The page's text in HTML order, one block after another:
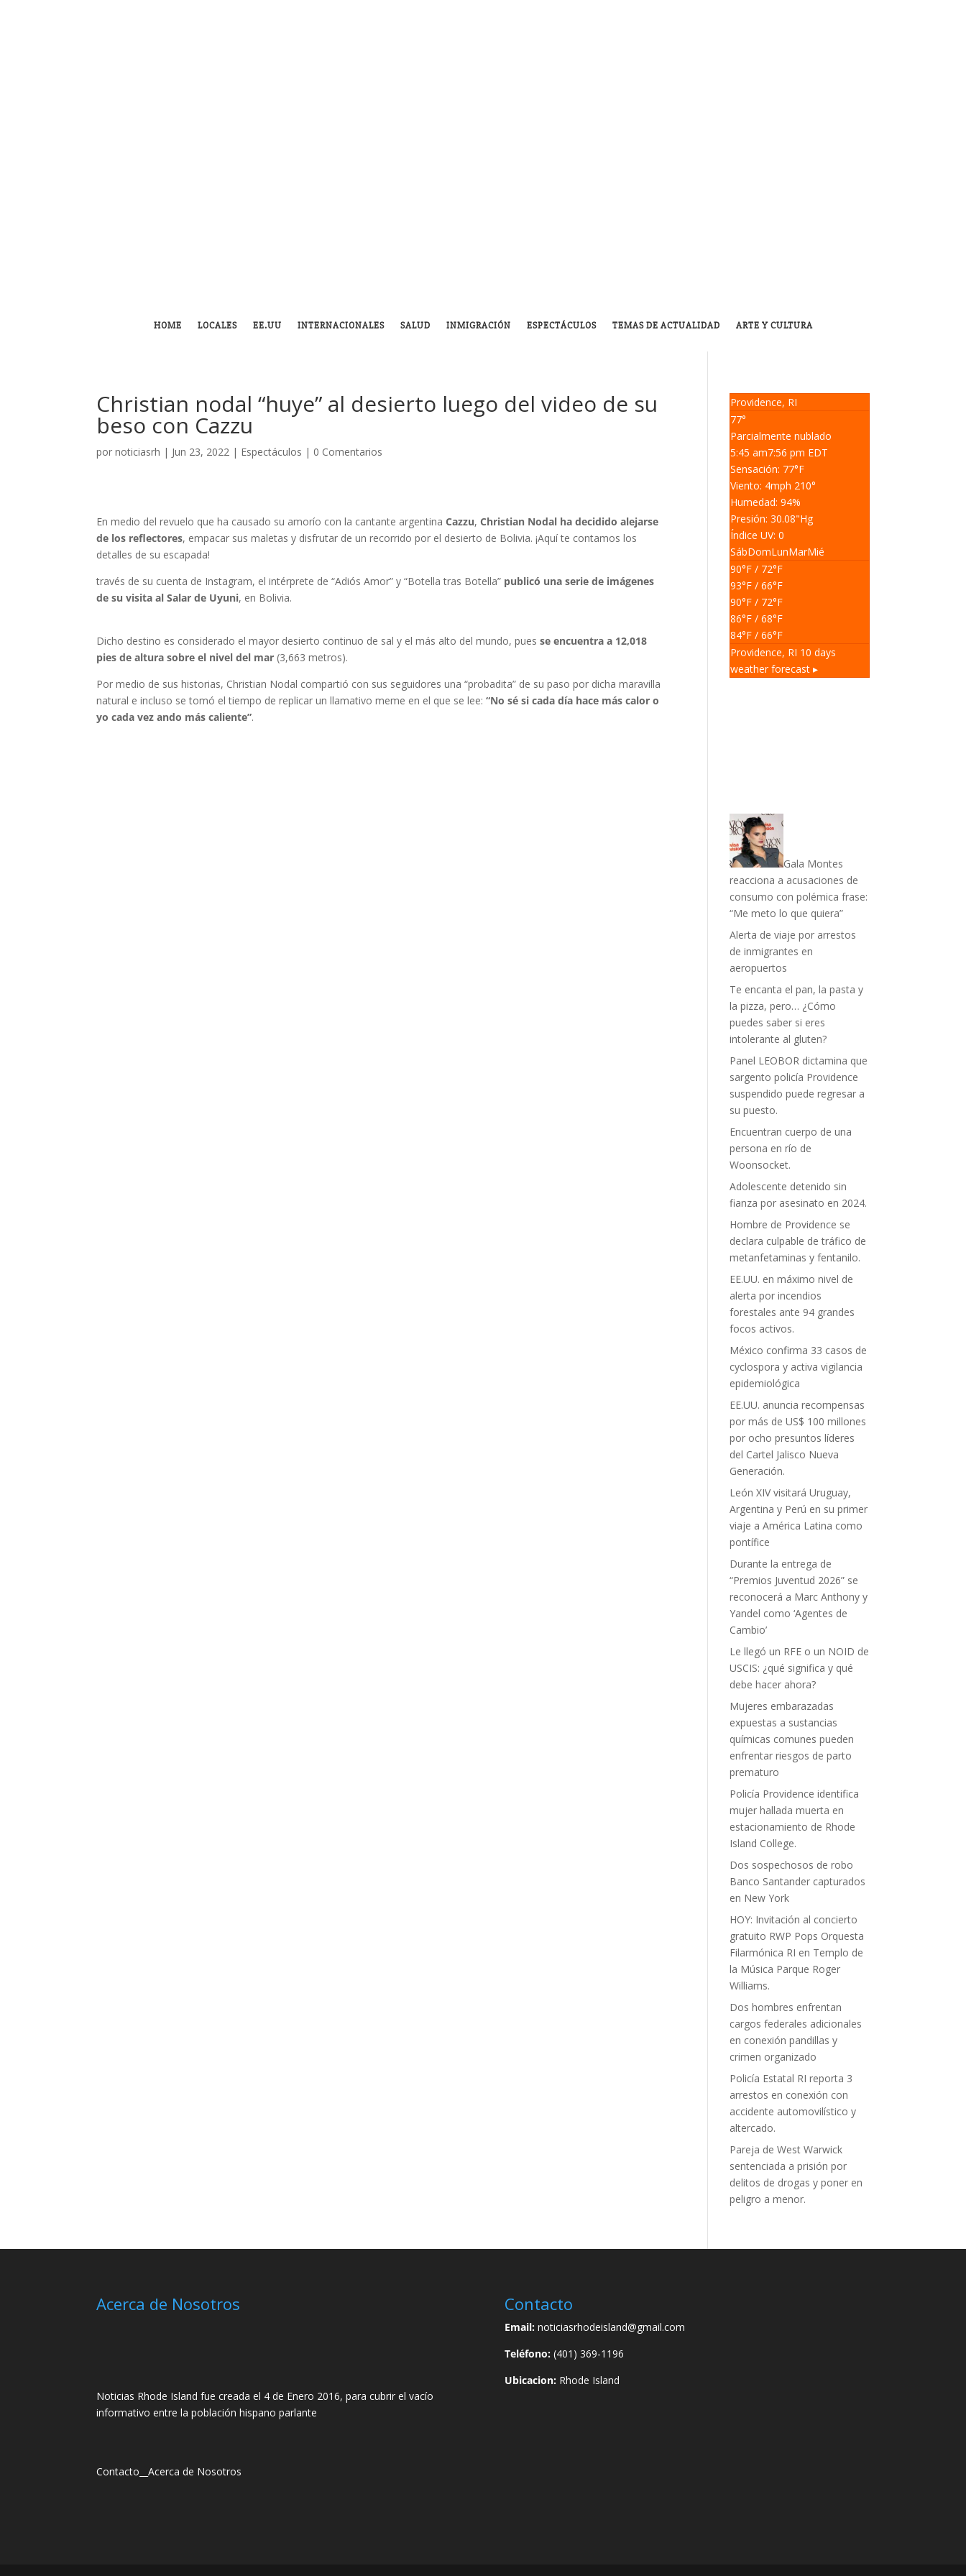
HOME LOCALES EE.UU INTERNACIONALES SALUD INMIGRACIÓN ESPECTÁCULOS TEMAS DE ACTUALIDAD ARTE Y CULTURA
Christian nodal “huye” al desierto luego del video de su
beso con Cazzu
pornoticiasrh | Jun 23, 2022 | Espectáculos | 0 Comentarios
En medio del revuelo que ha causado su amorío con la cantante argentinaCazzu,Christian Nodal ha decidido alejarse
de los reflectores, empacar sus maletas y disfrutar de un recorrido por el desierto de Bolivia. ¡Aquí te contamos los
detalles de su escapada!
través de su cuenta de Instagram, el intérprete de “Adiós Amor” y “Botella tras Botella” publicó una serie de imágenes
de su visita al Salar de Uyuni, en Bolivia.
Dicho destino es considerado el mayor desierto continuo de sal y el más alto del mundo, puesse encuentra a 12,018
pies de altura sobre el nivel del mar (3,663 metros).
Por medio de sus historias, Christian Nodal compartió con sus seguidores una “probadita” de su paso por dicha maravilla
natural e incluso se tomó el tiempo de replicar un llamativo meme en el que se lee:“No sé si cada día hace más calor o
yo cada vez ando más caliente”.
Providence, RI
77°
Parcialmente nublado
5:45 am7:56 pm EDT
Sensación: 77°F
Viento: 4mph 210°
Humedad: 94%
Presión: 30.08"Hg
Índice UV: 0
SábDomLunMarMié
90°F / 72°F
93°F / 66°F
90°F / 72°F
86°F / 68°F
84°F / 66°F
Providence, RI 10 days
weather forecast ▸
Gala Montes
reacciona a acusaciones de
consumo con polémica frase:
“Me meto lo que quiera”
Alerta de viaje por arrestos
de inmigrantes en
aeropuertos
Te encanta el pan, la pasta y
la pizza, pero… ¿Cómo
puedes saber si eres
intolerante al gluten?
Panel LEOBOR dictamina que
sargento policía Providence
suspendido puede regresar a
su puesto.
Encuentran cuerpo de una
persona en río de
Woonsocket.
Adolescente detenido sin
fianza por asesinato en 2024.
Hombre de Providence se
declara culpable de tráfico de
metanfetaminas y fentanilo.
EE.UU. en máximo nivel de
alerta por incendios
forestales ante 94 grandes
focos activos.
México confirma 33 casos de
cyclospora y activa vigilancia
epidemiológica
EE.UU. anuncia recompensas
por más de US$ 100 millones
por ocho presuntos líderes
del Cartel Jalisco Nueva
Generación.
León XIV visitará Uruguay,
Argentina y Perú en su primer
viaje a América Latina como
pontífice
Durante la entrega de
“Premios Juventud 2026” se
reconocerá a Marc Anthony y
Yandel como ‘Agentes de
Cambio’
Le llegó un RFE o un NOID de
USCIS: ¿qué significa y qué
debe hacer ahora?
Mujeres embarazadas
expuestas a sustancias
químicas comunes pueden
enfrentar riesgos de parto
prematuro
Policía Providence identifica
mujer hallada muerta en
estacionamiento de Rhode
Island College.
Dos sospechosos de robo
Banco Santander capturados
en New York
HOY: Invitación al concierto
gratuito RWP Pops Orquesta
Filarmónica RI en Templo de
la Música Parque Roger
Williams.
Dos hombres enfrentan
cargos federales adicionales
en conexión pandillas y
crimen organizado
Policía Estatal RI reporta 3
arrestos en conexión con
accidente automovilístico y
altercado.
Pareja de West Warwick
sentenciada a prisión por
delitos de drogas y poner en
peligro a menor.
Acerca de Nosotros
Noticias Rhode Island fue creada el 4 de Enero 2016, para cubrir el vacío
informativo entre la población hispano parlante
Contacto __Acerca de Nosotros
Contacto
Email:noticiasrhodeisland@gmail.com
Teléfono:(401) 369-1196
Ubicacion:Rhode Island